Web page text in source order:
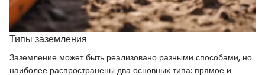
Типы заземления
Заземление может быть реализовано разными способами, но
наиболее распространены два основных типа: прямое и